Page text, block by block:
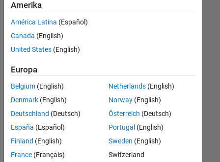
Derzeit
es
keine
offenen
Stellen,
Ihren
Suchkriterien
entsprechen.
können
die
Suchkriterien
weiter
fassen
Amerika
América Latina (Español)
Canada (English)
United States (English)
Europa
Belgium (English)
Denmark (English)
Deutschland (Deutsch)
España (Español)
Finland (English)
France (Français)
Netherlands(English)
Norway(English)
Österreich (Deutsch)
Portugal (English)
Sweden (English)
Switzerland